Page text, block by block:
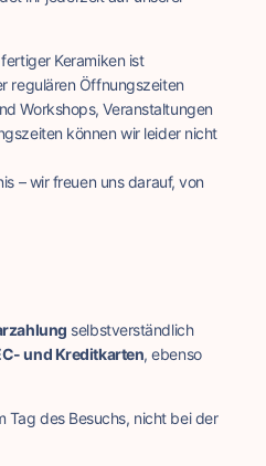
fertiger Keramiken ist
regulären Öffnungszeiten
Workshops, Veranstaltungen
können wir leider nicht
– wir freuen uns darauf, von
selbstverständlich
und Kreditkarten, ebenso
Tag des Besuchs, nicht bei der